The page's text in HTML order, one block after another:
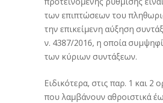
των επιπτώσεων του
την επικείμενη αύξηση
ν. 4387/2016, η οποία
των κύριων συντάξεων.
Ειδικότερα, στις παρ. 1 και 2
που λαμβάνουν αθροιστικά